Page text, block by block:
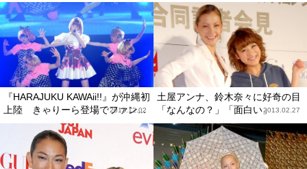
『HARAJUKU KAWAii!!』が沖縄初
上陸 きゃりーら登場でファン...
2013.12.02
土屋アンナ、鈴木奈々に好奇の目
「なんなの？」「面白い」2013.02.27